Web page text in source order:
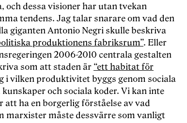
dessa visioner har utan tvekan
tendens. Jag talar snarare om vad den
giganten Antonio Negri skulle beskriva
produktionens fabriksrum”. Eller
2006-2010 centrala gestalten
som att staden är “ett habitat för
i vilken produktivitet byggs genom sociala
och sociala koder. Vi kan inte
ha en borgerlig förståelse av vad
marxister måste dessvärre som vanligt